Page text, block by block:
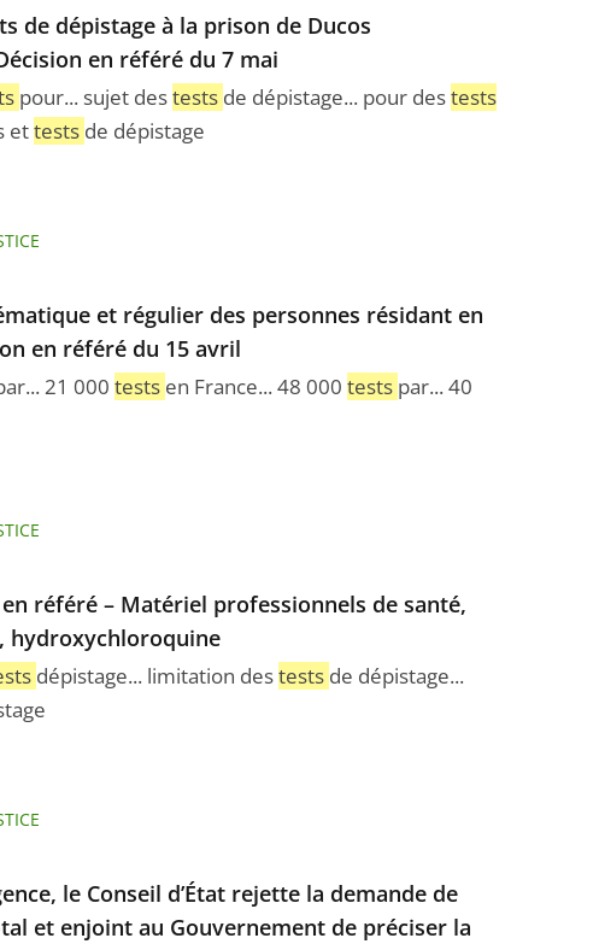
de dépistage à la prison de Ducos
en référé du 7 mai
pour... sujet destests de dépistage... pour destests
ettests de dépistage
et régulier des personnes résidant en
en référé du 15 avril
21 000 tests en France... 48 000 tests par... 40
référé – Matériel professionnels de santé,
hydroxychloroquine
dépistage... limitation destests de dépistage...
le Conseil d’État rejette la demande de
et enjoint au Gouvernement de préciser la